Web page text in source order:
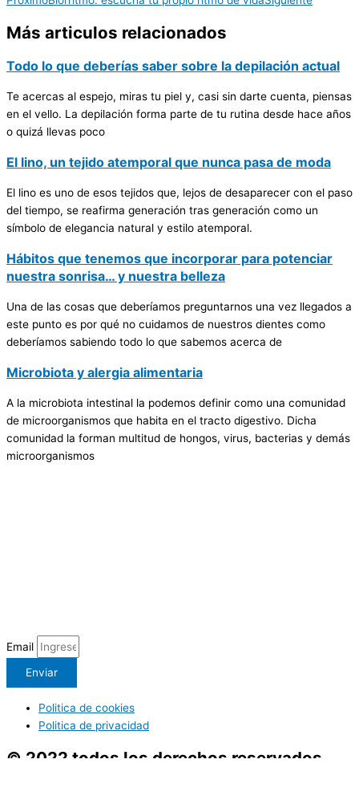
Más articulos relacionados
Todo lo que deberías saber sobre la depilación actual
Te acercas al espejo, miras tu piel y, casi sin darte cuenta, piensas
en el vello. La depilación forma parte de tu rutina desde hace años
o quizá llevas poco
El lino, un tejido atemporal que nunca pasa de moda
El lino es uno de esos tejidos que, lejos de desaparecer con el paso
del tiempo, se reafirma generación tras generación como un
símbolo de elegancia natural y estilo atemporal.
Hábitos que tenemos que incorporar para potenciar
nuestra sonrisa… y nuestra belleza
Una de las cosas que deberíamos preguntarnos una vez llegados a
este punto es por qué no cuidamos de nuestros dientes como
deberíamos sabiendo todo lo que sabemos acerca de
Microbiota y alergia alimentaria
A la microbiota intestinal la podemos definir como una comunidad
de microorganismos que habita en el tracto digestivo. Dicha
comunidad la forman multitud de hongos, virus, bacterias y demás
microorganismos
Email
Enviar
Politica de cookies
Politica de privacidad
© 2022 todos los derechos reservados